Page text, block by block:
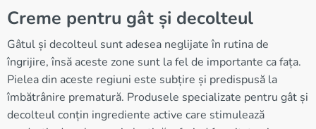
Creme pentru gât și decolteul
Gâtul și decolteul sunt adesea neglijate în rutina de
îngrijire, însă aceste zone sunt la fel de importante ca fața.
Pielea din aceste regiuni este subțire și predispusă la
îmbătrânire prematură. Produsele specializate pentru gât și
decolteul conțin ingrediente active care stimulează